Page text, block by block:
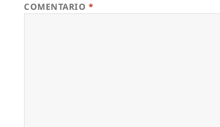
COMENTARIO *